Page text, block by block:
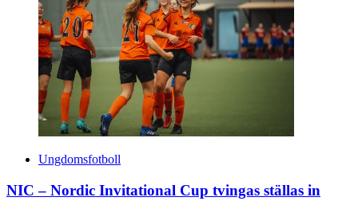
Ungdomsfotboll
NIC – Nordic Invitational Cup tvingas ställas in